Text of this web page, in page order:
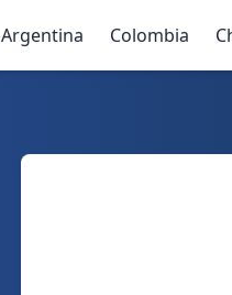
Argentina Colombia